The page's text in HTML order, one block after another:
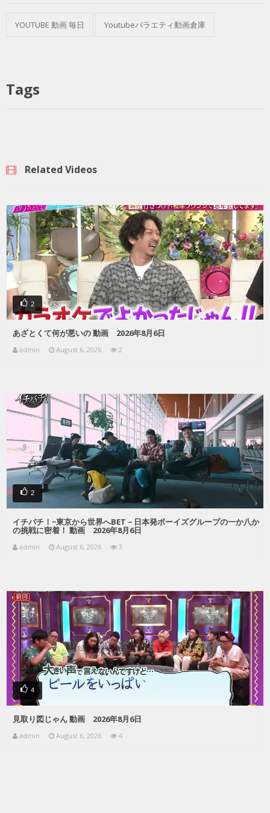
YOUTUBE 動画 毎日 Youtubeバラエティ動画倉庫
Tags
Related Videos
2
あざとくて何が悪いの 動画 2026年8月6日
admin August 6, 2026 2
2
イチバチ！−東京から世界へBET－日本発ボーイズグループの一か八か
の挑戦に密着！ 動画 2026年8月6日
admin August 6, 2026 3
4
見取り図じゃん 動画 2026年8月6日
admin August 6, 2026 4